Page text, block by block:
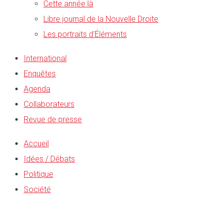
Cette année là
Libre journal de la Nouvelle Droite
Les portraits d’Éléments
International
Enquêtes
Agenda
Collaborateurs
Revue de presse
Accueil
Idées / Débats
Politique
Société